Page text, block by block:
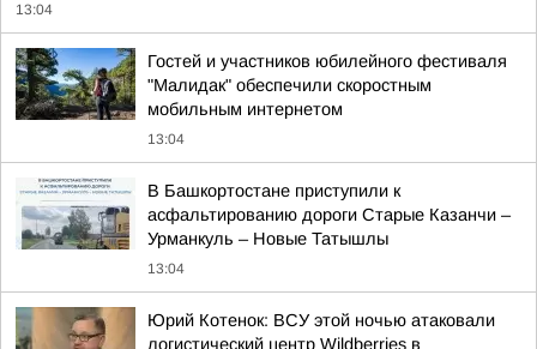
13:04
Гостей и участников юбилейного фестиваля
"Малидак" обеспечили скоростным
мобильным интернетом
13:04
В Башкортостане приступили к
асфальтированию дороги Старые Казанчи –
Урманкуль – Новые Татышлы
13:04
Юрий Котенок: ВСУ этой ночью атаковали
логистический центр Wildberries в